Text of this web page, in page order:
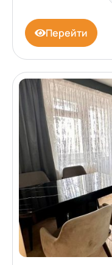
Перейти